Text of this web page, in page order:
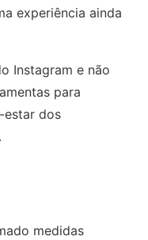
experiência ainda
Instagram e não
para
estar dos
medidas